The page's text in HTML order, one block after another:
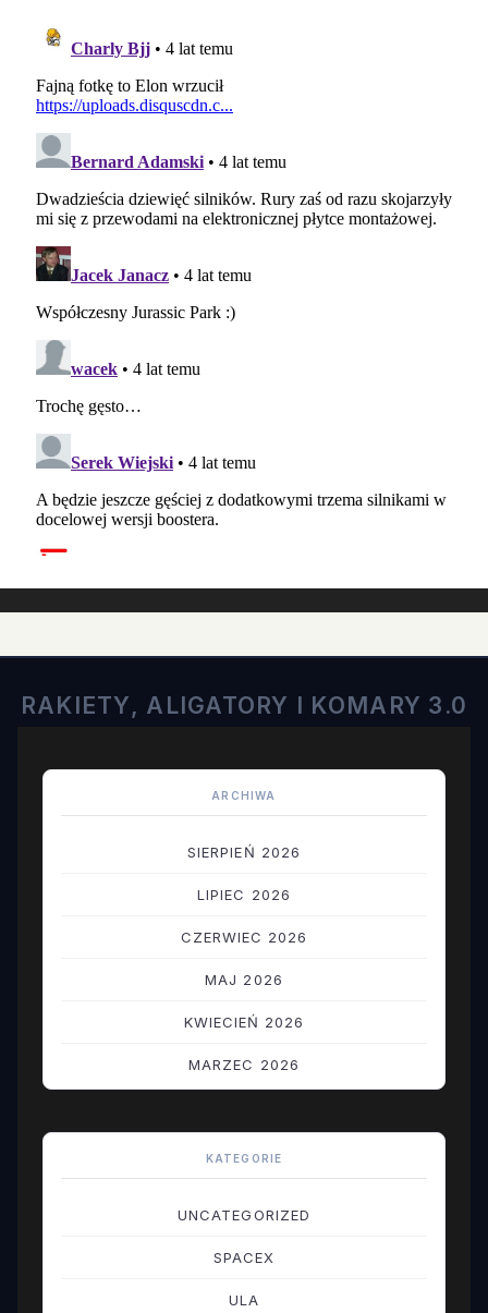
RAKIETY, ALIGATORY I KOMARY 3.0
ARCHIWA
SIERPIEŃ 2026
LIPIEC 2026
CZERWIEC 2026
MAJ 2026
KWIECIEŃ 2026
MARZEC 2026
STYCZEŃ 2026
KATEGORIE
UNCATEGORIZED
SPACEX
ULA